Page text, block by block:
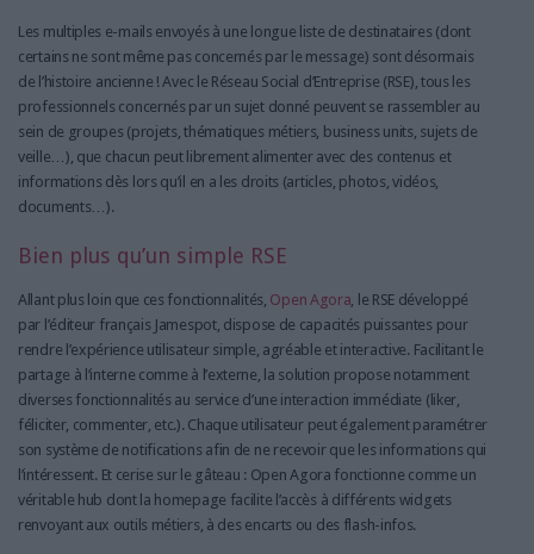
Les multiples e-mails envoyés à une longue liste de destinataires (dont
certains ne sont même pas concernés par le message) sont désormais
de l’histoire ancienne ! Avec le Réseau Social d’Entreprise (RSE), tous les
professionnels concernés par un sujet donné peuvent se rassembler au
sein de groupes (projets, thématiques métiers, business units, sujets de
veille…), que chacun peut librement alimenter avec des contenus et
informations dès lors qu’il en a les droits (articles, photos, vidéos,
documents…).
Bien plus qu’un simple RSE
Allant plus loin que ces fonctionnalités, Open Agora, le RSE développé
par l’éditeur français Jamespot, dispose de capacités puissantes pour
rendre l’expérience utilisateur simple, agréable et interactive. Facilitant le
partage à l’interne comme à l’externe, la solution propose notamment
diverses fonctionnalités au service d’une interaction immédiate (liker,
féliciter, commenter, etc.). Chaque utilisateur peut également paramétrer
son système de notifications afin de ne recevoir que les informations qui
l’intéressent. Et cerise sur le gâteau : Open Agora fonctionne comme un
véritable hub dont la homepage facilite l’accès à différents widgets
renvoyant aux outils métiers, à des encarts ou des flash-infos.